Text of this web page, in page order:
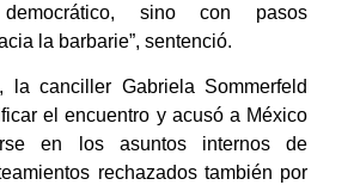
sino con pasos
la barbarie”, sentenció.
canciller Gabriela Sommerfeld
el encuentro y acusó a México
en los asuntos internos de
rechazados también por